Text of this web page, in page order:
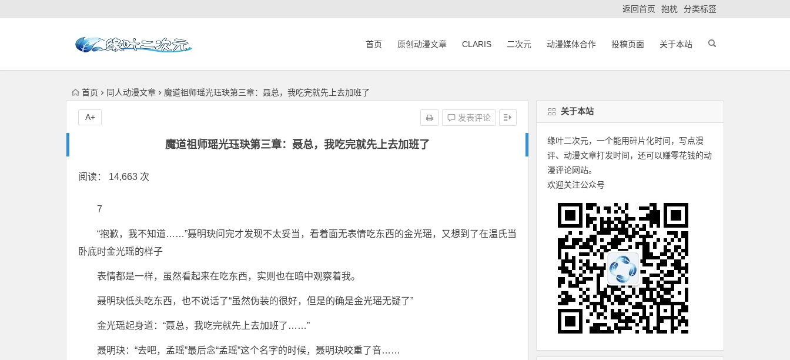
返回首页 抱枕 分类标签
首页 原创动漫文章 CLARIS 二次元 动漫媒体合作 投稿页面 关于本站
首页 同人动漫文章 魔道祖师瑶光珏玦第三章：聂总，我吃完就先上去加班了
魔道祖师瑶光珏玦第三章：聂总，我吃完就先上去加班了
发表评论
A+
阅读： 14,663 次
7
“抱歉，我不知道……”聂明玦问完才发现不太妥当，看着面无表情吃东西的金光瑶，又想到了在温氏当
卧底时金光瑶的样子
表情都是一样，虽然看起来在吃东西，实则也在暗中观察着我。
聂明玦低头吃东西，也不说话了“虽然伪装的很好，但是的确是金光瑶无疑了”
金光瑶起身道：“聂总，我吃完就先上去加班了……”
聂明玦：“去吧，孟瑶”最后念“孟瑶”这个名字的时候，聂明玦咬重了音……
关于本站
缘叶二次元，一个能用碎片化时间，写点漫
评、动漫文章打发时间，还可以赚零花钱的动
漫评论网站。
欢迎关注公众号